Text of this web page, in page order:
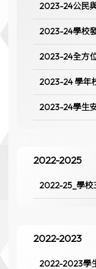
2023-24公民
2023-24學校
2023-24全方
2023-24 學年
2023-24學生
2022-2025
2022-25_學校
2022-2023
2022-2023學